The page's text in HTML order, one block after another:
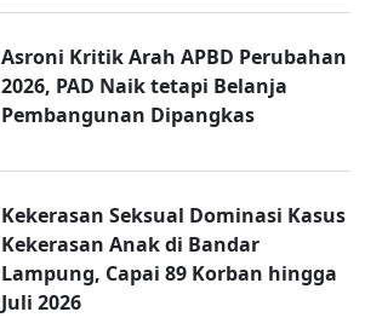
Asroni Kritik Arah APBD Perubahan
2026, PAD Naik tetapi Belanja
Pembangunan Dipangkas
Kekerasan Seksual Dominasi Kasus
Kekerasan Anak di Bandar
Lampung, Capai 89 Korban hingga
Juli 2026